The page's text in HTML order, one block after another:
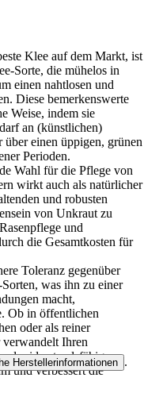
Klee auf dem Markt, ist
Sorte, die mühelos in
einen nahtlosen und
Diese bemerkenswerte
Weise, indem sie
an (künstlichen)
über einen üppigen, grünen
Perioden.
Wahl für die Pflege von
wirkt auch als natürlicher
und robusten
von Unkraut zu
und
die Gesamtkosten für
Toleranz gegenüber
was ihn zu einer
macht,
Ob in öffentlichen
oder als reiner
Ihren
widerstandsfähigere
und verbessert die
Herstellerinformationen .